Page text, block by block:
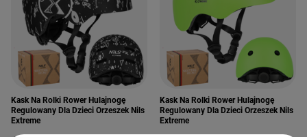
Kask Na Rolki Rower Hulajnogę
Regulowany Dla Dzieci Orzeszek Nils
Extreme
Kask Na Rolki Rower Hulajnogę
Regulowany Dla Dzieci Orzeszek Nils
Extreme